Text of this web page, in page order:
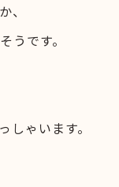
、
うです。
ゃいます。